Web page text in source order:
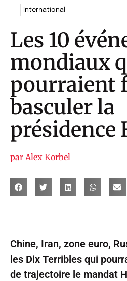
International
Les 10
mondiaux
pourraient
basculer la
présidence
par Alex Korbel
Chine, Iran, zone euro,
les Dix Terribles qui
de trajectoire le mandat